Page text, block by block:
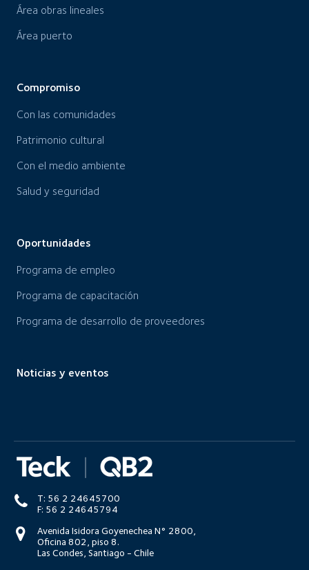
Área obras lineales
Área puerto
Compromiso
Con las comunidades
Patrimonio cultural
Con el medio ambiente
Salud y seguridad
Oportunidades
Programa de empleo
Programa de capacitación
Programa de desarrollo de proveedores
Noticias y eventos
T: 56 2 24645700
F: 56 2 24645794
Avenida Isidora Goyenechea N° 2800,
Oficina 802, piso 8.
Las Condes, Santiago - Chile